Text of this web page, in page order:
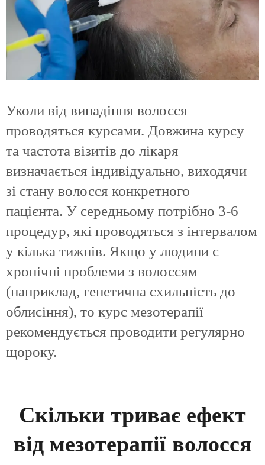
Уколи від випадіння волосся
проводяться курсами. Довжина курсу
та частота візитів до лікаря
визначається індивідуально, виходячи
зі стану волосся конкретного
пацієнта. У середньому потрібно 3-6
процедур, які проводяться з інтервалом
у кілька тижнів. Якщо у людини є
хронічні проблеми з волоссям
(наприклад, генетична схильність до
облисіння), то курс мезотерапії
рекомендується проводити регулярно
щороку.
Скільки триває ефект
від мезотерапії волосся